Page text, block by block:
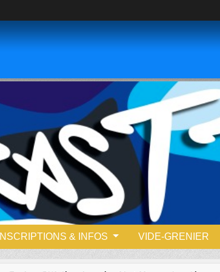
INSCRIPTIONS & INFOS VIDE-GRENIER